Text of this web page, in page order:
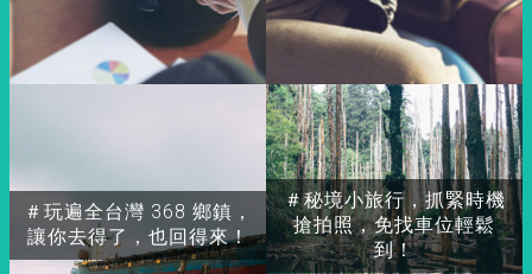
＃玩遍全台灣 368 鄉鎮，
讓你去得了，也回得來！
＃秘境小旅行，抓緊時機
搶拍照，免找車位輕鬆
到！